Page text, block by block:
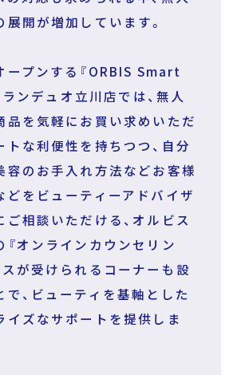
展開が増加しています。
ープンする『ORBIS Smart
ンデュオ立川店では、無人
品を気軽にお買い求めいただ
トな利便性を持ちつつ、自分
容のお手入れ方法などお客様
どをビューティーアドバイザ
ご相談いただける、オルビス
『オンラインカウンセリン
スが受けられるコーナーも設
で、ビューティを基軸とした
イズなサポートを提供しま